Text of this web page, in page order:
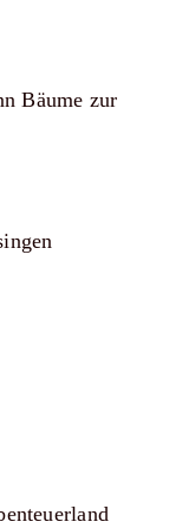
Bäume zur